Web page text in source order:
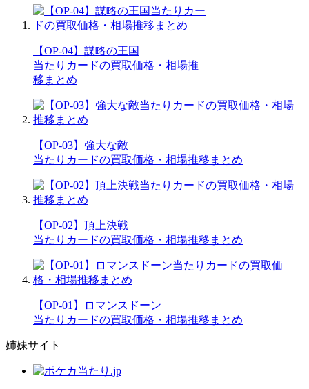
【OP-04】謀略の王国
当たりカードの買取価格・相場推
移まとめ
【OP-03】強大な敵
当たりカードの買取価格・相場推移まとめ
【OP-02】頂上決戦
当たりカードの買取価格・相場推移まとめ
【OP-01】ロマンスドーン
当たりカードの買取価格・相場推移まとめ
姉妹サイト